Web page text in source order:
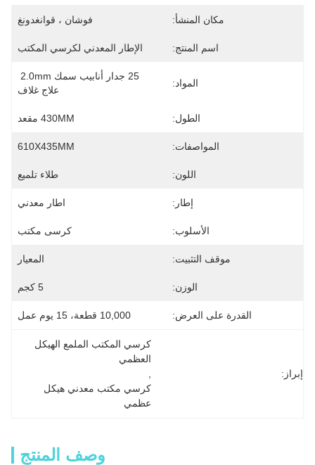
مكان المنشأ: فوشان ، قوانغدونغ
اسم المنتج: الإطار المعدني لكرسي المكتب
المواد:
علاج غلاف
الطول: 430MM مقعد
المواصفات: 610X435MM
اللون: طلاء تلميع
إطار: اطار معدني
الأسلوب: كرسى مكتب
موقف التثبيت: المعيار
الوزن: 5 كجم
القدرة على العرض: 10,000 قطعة، 15 يوم عمل
إبراز:
العظمي
عظمي
وصف المنتج